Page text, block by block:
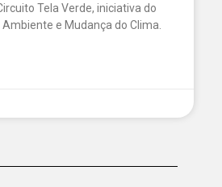
Tela Verde, iniciativa do
e Mudança do Clima.